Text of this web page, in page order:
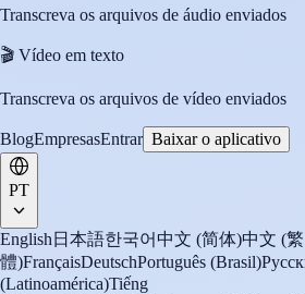
Transcreva os arquivos de áudio enviados
🎬 Vídeo em texto
Transcreva os arquivos de vídeo enviados
BlogEmpresasEntrar Baixar o aplicativo
PT
English 日本語한국어中文 (简体)中文 (繁
體)FrançaisDeutschPortuguês (Brasil)
(Latinoamérica)Tiếng